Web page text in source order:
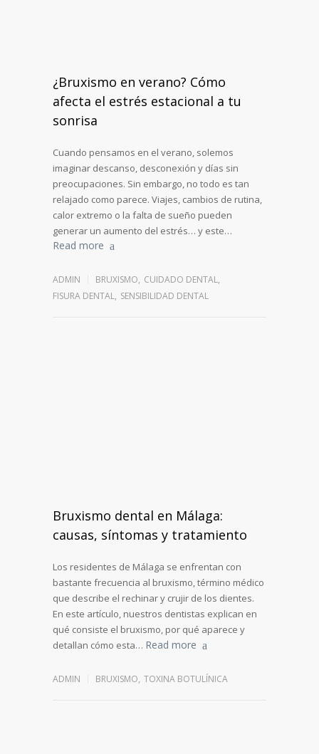
¿Bruxismo en verano? Cómo
afecta el estrés estacional a tu
sonrisa
Cuando pensamos en el verano, solemos
imaginar descanso, desconexión y días sin
preocupaciones. Sin embargo, no todo es tan
relajado como parece. Viajes, cambios de rutina,
calor extremo o la falta de sueño pueden
generar un aumento del estrés… y este…
Read more
ADMIN BRUXISMO, CUIDADO DENTAL,
FISURA DENTAL, SENSIBILIDAD DENTAL
Bruxismo dental en Málaga:
causas, síntomas y tratamiento
Los residentes de Málaga se enfrentan con
bastante frecuencia al bruxismo, término médico
que describe el rechinar y crujir de los dientes.
En este artículo, nuestros dentistas explican en
qué consiste el bruxismo, por qué aparece y
detallan cómo esta… Read more
ADMIN BRUXISMO, TOXINA BOTULÍNICA